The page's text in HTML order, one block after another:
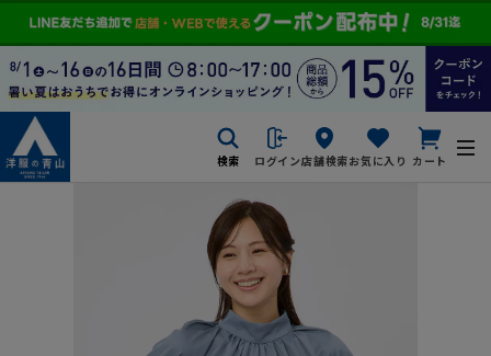
検索 ログイン店舗検索お気に入り カート